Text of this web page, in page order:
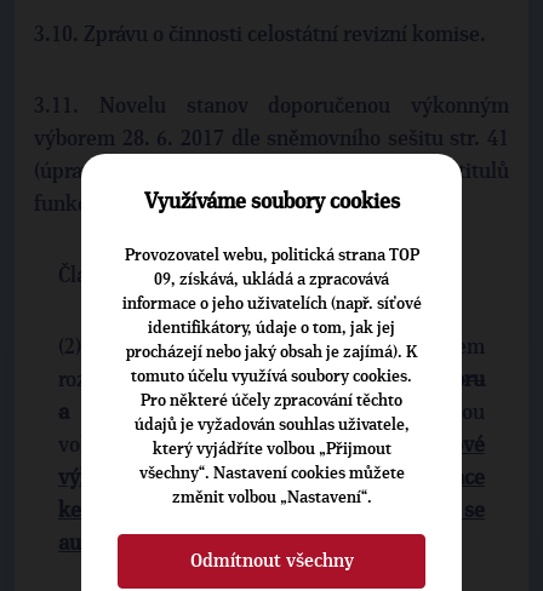
3.10. Zprávu o činnosti celostátní revizní komise.
3.11. Novelu stanov doporučenou výkonným
výborem 28. 6. 2017 dle sněmovního sešitu str. 41
(úprava stanov tak, aby i za delegáty sněmů z titulů
funkce nastupovali zvolení náhradníci):
Článek 9: Celostátní sněm
(2) Delegáty celostátního sněmu s hlasem
rozhodovacím jsoučlenové výkonného výboru
a zástupci krajských organizací, kteří jsou
voleni na krajských sněmech strany.
Členové
výkonného výboru z dané krajské organizace
ke dni volby delegátů celostátního sněmu se
automaticky stávají delegáty tohoto sněmu.
Využíváme soubory cookies
Provozovatel webu, politická strana TOP
09, získává, ukládá a zpracovává
informace o jeho uživatelích (např. síťové
identifikátory, údaje o tom, jak jej
procházejí nebo jaký obsah je zajímá). K
tomuto účelu využívá soubory cookies.
Pro některé účely zpracování těchto
údajů je vyžadován souhlas uživatele,
který vyjádříte volbou „Přijmout
všechny“. Nastavení cookies můžete
změnit volbou „Nastavení“.
Odmítnout všechny